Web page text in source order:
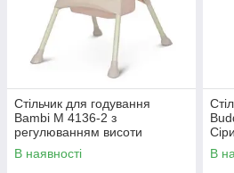
Стільчик для годування
Bambi M 4136-2 з
регулюванням висоти
Рожевий
В наявності
В